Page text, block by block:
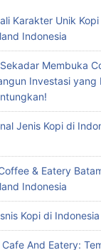
Karakter Unik
Indonesia
Membuka
Investasi yang
Jenis Kopi di
& Eatery
Indonesia
Kopi di
Cafe And Eatery: